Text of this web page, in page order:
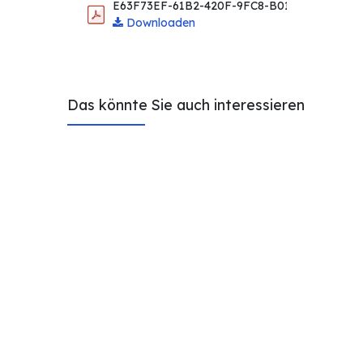
E63F73EF-61B2-420F-9FC8-
Downloaden
Das könnte Sie auch interessieren